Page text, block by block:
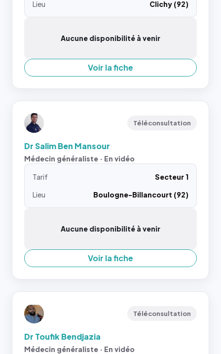
Lieu
Clichy (92)
Aucune disponibilité à venir
Voir la fiche
Téléconsultation
Dr Salim Ben Mansour
Médecin généraliste · En vidéo
Tarif
Secteur 1
Lieu
Boulogne-Billancourt (92)
Aucune disponibilité à venir
Voir la fiche
Téléconsultation
Dr Toufik Bendjazia
Médecin généraliste · En vidéo